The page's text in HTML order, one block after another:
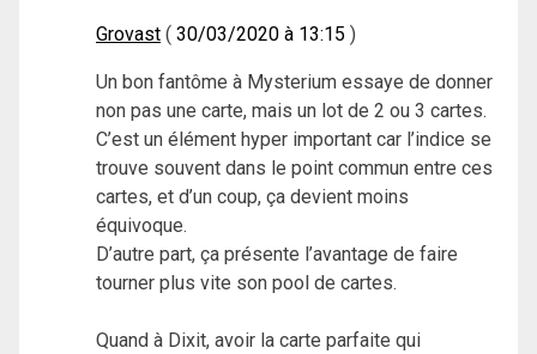
Grovast 30/03/2020 à 13:15
Un bon fantôme à Mysterium essaye de donner
non pas une carte, mais un lot de 2 ou 3 cartes.
C’est un élément hyper important car l’indice se
trouve souvent dans le point commun entre ces
cartes, et d’un coup, ça devient moins
équivoque.
D’autre part, ça présente l’avantage de faire
tourner plus vite son pool de cartes.
Quand à Dixit, avoir la carte parfaite qui